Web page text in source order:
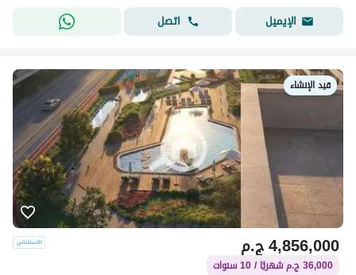
الإيميل
اتصل
قيد الإنشاء
ج.م4,856,000
36,000 ج.م شهريًا / 10 سنوات